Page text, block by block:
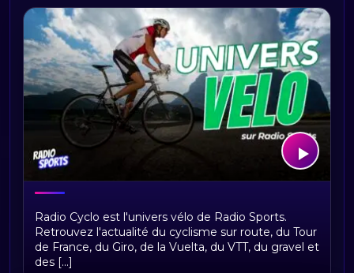
Bienvenue sur Radio Cyclo, votre
univers vélo
Radio Cyclo est l'univers vélo de Radio Sports.
Retrouvez l'actualité du cyclisme sur route, du Tour
de France, du Giro, de la Vuelta, du VTT, du gravel et
des [...]